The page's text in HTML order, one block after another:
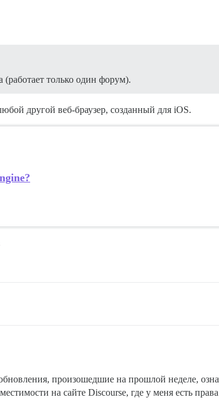
только один форум).
другой веб-браузер, созданный для iOS.
произошедшие на прошлой неделе,
на сайте Discourse, где у меня есть